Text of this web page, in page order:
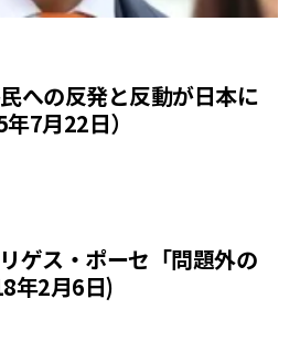
への反発と反動が日本に
7月22日）
ゲス・ポーセ「問題外の
年2月6日)